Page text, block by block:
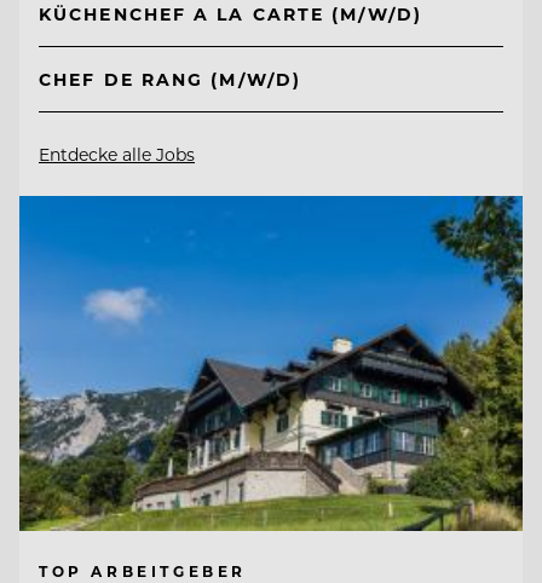
KÜCHENCHEF A LA CARTE (M/W/D)
CHEF DE RANG (M/W/D)
Entdecke alle Jobs
TOP ARBEITGEBER